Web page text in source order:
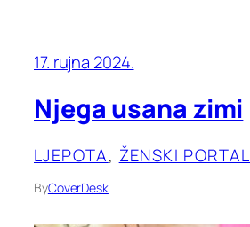
17. rujna 2024.
Njega usana zimi
LJEPOTA, ŽENSKI PORTAL
ByCoverDesk